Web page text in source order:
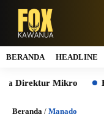
BERANDA HEADLINE
Mikro BRI
Beranda / Manado